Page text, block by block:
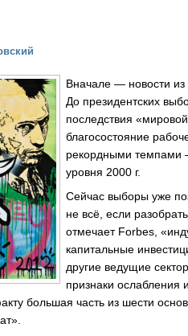
Вначале — новости
До президентских
последствия
благосостояние
рекордными темпами
уровня 2000 г.
Сейчас выборы уже
не всё, если
отмечает Forbes,
капитальные
другие ведущие
признаки ослабления
большая часть из шести